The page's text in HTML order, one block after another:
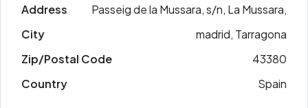
Address
Passeig de la Mussara, s/n, La Mussara,
City
madrid, Tarragona
Zip/Postal Code
43380
Country
Spain